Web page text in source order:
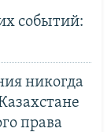
событий:
никогда
права